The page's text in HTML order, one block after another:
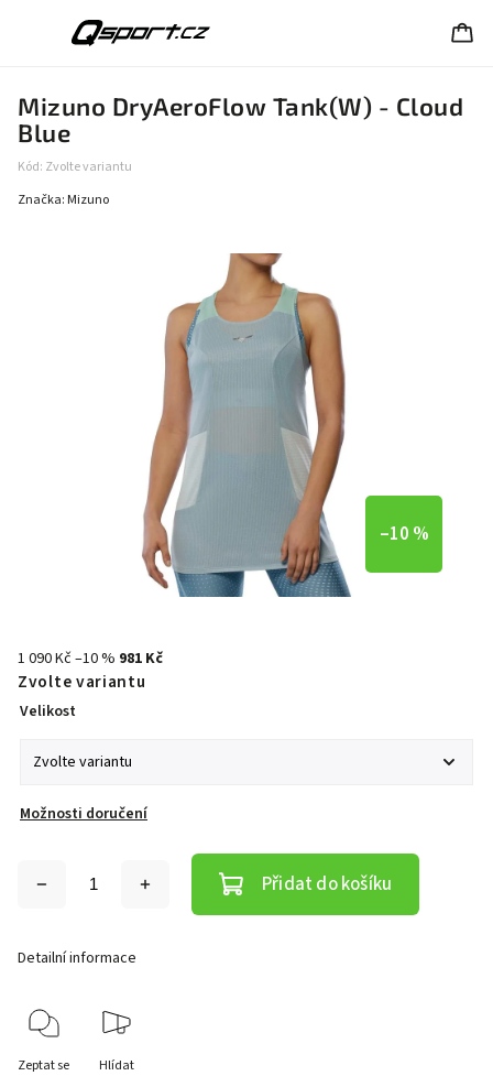
Mizuno DryAeroFlow Tank(W) - Cloud
Blue
Kód: Zvolte variantu
Značka: Mizuno
–10 %
1 090 Kč–10 % 981 Kč
Zvolte variantu
Velikost
Možnosti doručení
Přidat do košíku
Detailní informace
Zeptat se Hlídat